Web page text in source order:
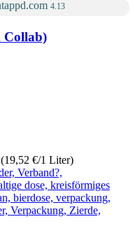
4.13
Collab)
€/1 Liter)